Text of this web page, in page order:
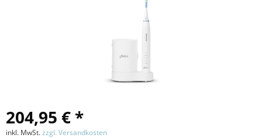
204,95 € *
inkl. MwSt.zzgl. Versandkosten